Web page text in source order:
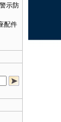
示防
配件